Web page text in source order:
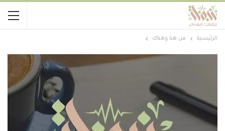
الرئيسية من هنا وهناك